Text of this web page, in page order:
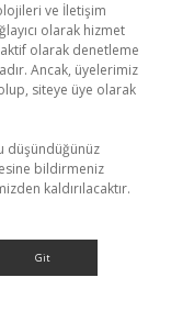
ve İletişim
olarak hizmet
olarak denetleme
Ancak, üyelerimiz
siteye üye olarak
düşündüğünüz
bildirmeniz
kaldırılacaktır.